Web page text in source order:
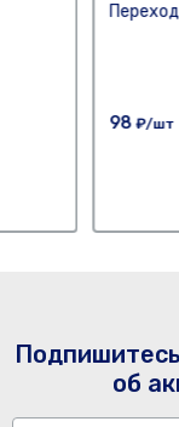
98 ₽/шт
об